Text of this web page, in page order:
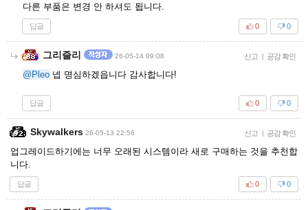
다른 부품은 변경 안 하셔도 됩니다.
답글 0
0
그리즐리 26-05-14 09:08 신고 | 공감 확인
@Pleo 넵 명심하겠읍니다 감사합니다!
답글 0
0
Skywalkers 26-05-13 22:56 신고 | 공감 확인
업그레이드하기에는 너무 오래된 시스템이라 새로 구매하는 것을 추천합
니다.
답글 0
0